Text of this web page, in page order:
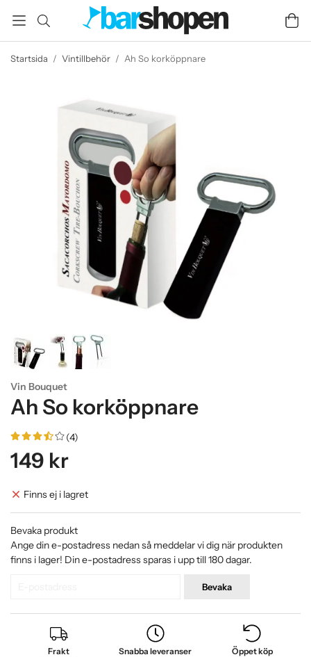
Startsida / Vintillbehör / Ah So korköppnare
Vin Bouquet
Ah So korköppnare
(4)
149 kr
Finns ej i lagret
Bevaka produkt
Ange din e-postadress nedan så meddelar vi dig när produkten
finns i lager! Din e-postadress sparas i upp till 180 dagar.
Bevaka
Frakt
Snabba leveranser
Öppet köp